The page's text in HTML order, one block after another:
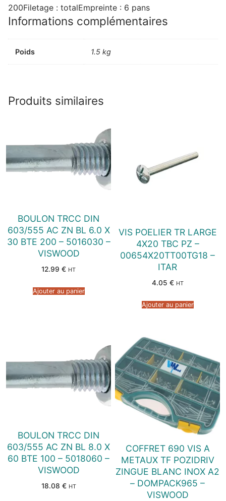
200Filetage : totalEmpreinte : 6 pans
Informations complémentaires
Poids 1.5 kg
Produits similaires
BOULON TRCC DIN
603/555 AC ZN BL 6.0 X
30 BTE 200 – 5016030 –
VISWOOD
12.99 € HT
Ajouter au panier
VIS POELIER TR LARGE
4X20 TBC PZ –
00654X20TT00TG18 –
ITAR
4.05 € HT
Ajouter au panier
BOULON TRCC DIN
603/555 AC ZN BL 8.0 X
60 BTE 100 – 5018060 –
VISWOOD
18.08 € HT
COFFRET 690 VIS A
METAUX TF POZIDRIV
ZINGUE BLANC INOX A2
– DOMPACK965 –
VISWOOD